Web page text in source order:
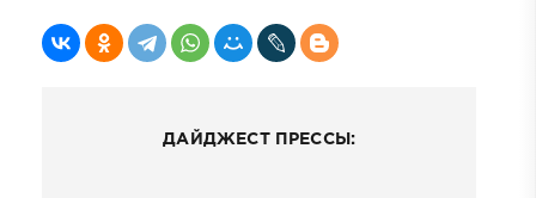
ДАЙДЖЕСТ ПРЕССЫ: